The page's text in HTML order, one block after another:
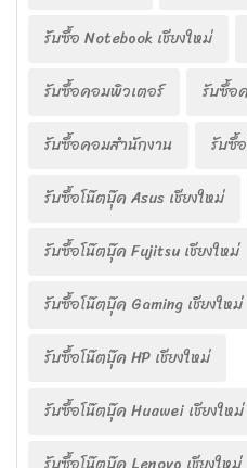
รับซื้อ Notebook เชียงใหม่
รับซื้อคอมพิวเตอร์
รับซื้อ
รับซื้อคอมสำนักงาน
รับซื้
รับซื้อโน๊ตบุ๊ค Asus เชียงใหม่
รับซื้อโน๊ตบุ๊ค Fujitsu เชียงใหม่
รับซื้อโน๊ตบุ๊ค Gaming เชียงใหม่
รับซื้อโน๊ตบุ๊ค HP เชียงใหม่
รับซื้อโน๊ตบุ๊ค Huawei เชียงใหม่